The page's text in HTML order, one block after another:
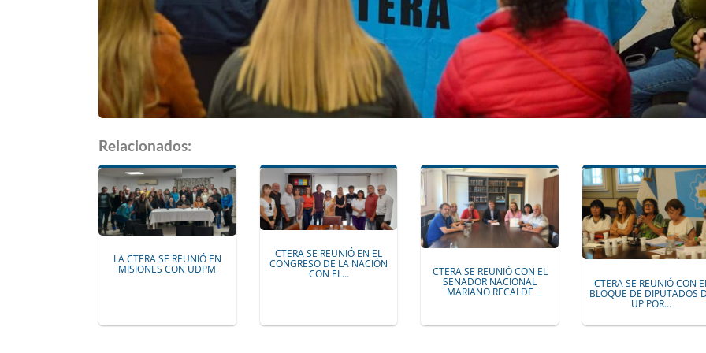
Relacionados:
LA CTERA SE REUNIÓ EN
MISIONES CON UDPM
CTERA SE REUNIÓ EN EL
CONGRESO DE LA NACIÓN
CON EL… CTERA SE REUNIÓ CON EL
SENADOR NACIONAL
MARIANO RECALDE
CTERA SE REUNIÓ CON
BLOQUE DE DIPUTADOS
UP POR…